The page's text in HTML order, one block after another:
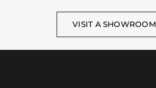
VISIT A SHOWROOM